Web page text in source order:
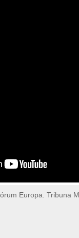
Europa. Tribuna